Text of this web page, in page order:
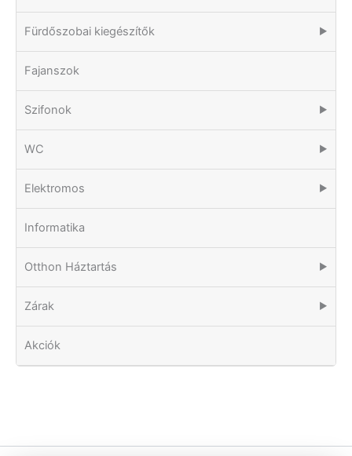
Fürdőszobai kiegészítők ▶
Fajanszok
Szifonok ▶
WC ▶
Elektromos ▶
Informatika
Otthon Háztartás ▶
Zárak ▶
Akciók